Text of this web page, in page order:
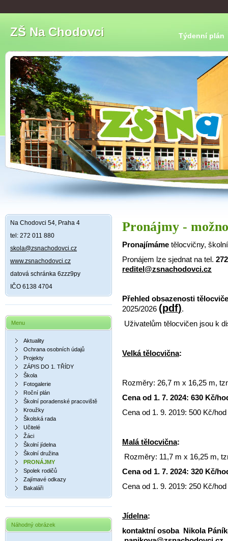
ZŠ Na Chodovci Týdenní plán
Na Chodovci 54, Praha 4
tel: 272 011 880
skola@zsnachodovci.cz
www.zsnachodovci.cz
datová schránka 6zzz9py
IČO 6138 4704
Menu
Aktuality
Ochrana osobních údajů
Projekty
ZÁPIS DO 1. TŘÍDY
Škola
Fotogalerie
Roční plán
Školní poradenské pracoviště
Kroužky
Školská rada
Učitelé
Žáci
Školní jídelna
Školní družina
PRONÁJMY
Spolek rodičů
Zajímavé odkazy
Bakaláři
Náhodný obrázek
Pronájmy -
Pronajímáme tělocvičny,
Pronájem lze sjednat na tel.
reditel@zsnachodovci.cz
Přehled obsazenosti
2025/2026 (pdf).
Uživatelům tělocvičen jsou k
Velká tělocvična:
Rozměry: 26,7 m x 16,25 m,
Cena od 1. 7. 2024:
Cena od 1. 9. 2019: 500 Kč/hod
Malá tělocvična:
Rozměry: 11,7 m x 16,25 m,
Cena od 1. 7. 2024: 320 Kč/
Cena od 1. 9. 2019: 250 Kč/hod
Jídelna:
kontaktní osoba Nikola